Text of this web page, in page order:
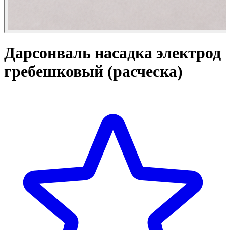
Дарсонваль насадка электрод
гребешковый (расческа)